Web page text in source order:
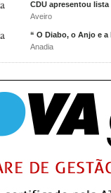
CDU apresentou
Aveiro
“ O Diabo, o Anjo e a
Anadia